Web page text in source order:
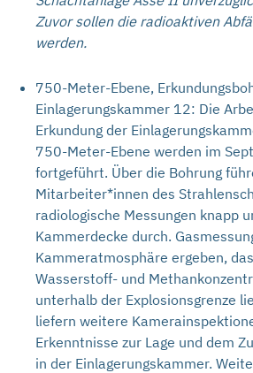
Zuvor sollen die radioaktiven
werden.
750-Meter-Ebene,
Einlagerungskammer 12: Die
Erkundung der
750-Meter-Ebene werden im
fortgeführt. Über die Bohrung
Mitarbeiter*innen des
radiologische Messungen knapp
Kammerdecke durch.
Kammeratmosphäre ergeben,
Wasserstoff- und
unterhalb der Explosionsgrenze
liefern weitere
Erkenntnisse zur Lage und dem
in der Einlagerungskammer.